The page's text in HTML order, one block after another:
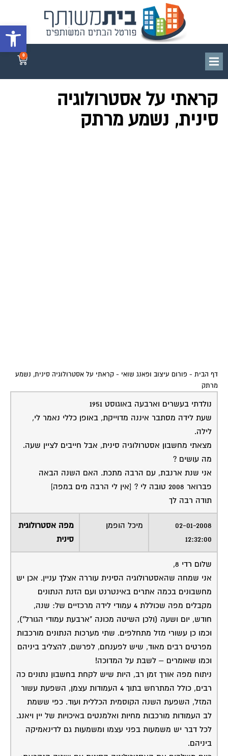
פתח
0
קראתי על אסטרולוגיה
סינית, נשמע מרתק
דף הבית - פורום עיצוב ופאנג שואי - קראתי על אסטרולוגיה סינית, נשמע
מרתק
נולדתי בעשרים וארבעה באוגוסט 1951
שעת לידה מסתבר איננה מדוייקת, באופן כללי נאמר לי,
לילה.
מצאתי מחשבון אסטרולוגיה סינית, אבל חייבים לציין שעה.
מה עושים ?
אני שנת ארנבת, עם הרבה מתכת. האם השנה הבאה
פברואר 2008 טובה לי ? [אין לי הרבה מים במפה]
תודה רבה לך
02-01-2008
12:32:00
מיכל הופמן
מפה אסטרולוגית
סינית
שלום רדי 8,
אני שמחה שהאסטרולוגיה הסינית עוררה אצלך עניין. אכן יש
מחשבונים בכמה אתרים באינטרנט ועם הזנת הנתונים
מקבלים מפה שכוללת 4 עמודי לידה מרכזיים של: שנה,
חודש, יום ושעה (ולכן השיטה מכונה "ארבעת עמודי הגורל"),
וכמו כן עשורי מזל מתחלפים. שתי מערכות הנתונים מורכבות
מפרטים רבים מאוד, שיש לפענחם, לפרשם, להצליב ביניהם
וכמו שאומרים – לשבת על המדוכה!
ניתוח מפה אורך זמן רב, היות שיש לקחת בחשבון נתונים כה
רבים, כולל המתרחש בתוך 4 העמודות עצמן, השפעת עשור
המזל, השפעת השנה הקוסמית הכללית ועוד. כפי ששמת
לב העמודות מורכבות מחיות ואלמנטים באיכויות של יין ויאנג.
לכל דבר יש משמעות בפני עצמו ומשמעות גם לדינאמיקה
ביניהם.